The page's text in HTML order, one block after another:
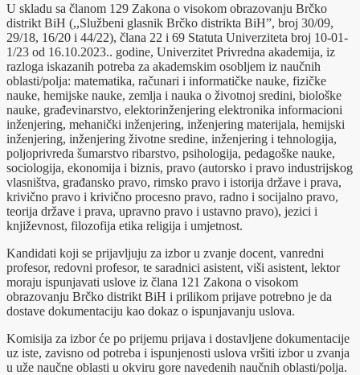
U skladu sa članom 129 Zakona o visokom obrazovanju Brčko
distrikt BiH (,,Službeni glasnik Brčko distrikta BiH”, broj 30/09,
29/18, 16/20 i 44/22), člana 22 i 69 Statuta Univerziteta broj 10-01-
1/23 od 16.10.2023.. godine, Univerzitet Privredna akademija, iz
razloga iskazanih potreba za akademskim osobljem iz naučnih
oblasti/polja: matematika, računari i informatičke nauke, fizičke
nauke, hemijske nauke, zemlja i nauka o životnoj sredini, biološke
nauke, građevinarstvo, elektorinženjering elektronika informacioni
inženjering, mehanički inženjering, inženjering materijala, hemijski
inženjering, inženjering životne sredine, inženjering i tehnologija,
poljoprivreda šumarstvo ribarstvo, psihologija, pedagoške nauke,
sociologija, ekonomija i biznis, pravo (autorsko i pravo industrijskog
vlasništva, građansko pravo, rimsko pravo i istorija države i prava,
krivično pravo i krivično procesno pravo, radno i socijalno pravo,
teorija države i prava, upravno pravo i ustavno pravo), jezici i
književnost, filozofija etika religija i umjetnost.
Kandidati koji se prijavljuju za izbor u zvanje docent, vanredni
profesor, redovni profesor, te saradnici asistent, viši asistent, lektor
moraju ispunjavati uslove iz člana 121 Zakona o visokom
obrazovanju Brčko distrikt BiH i prilikom prijave potrebno je da
dostave dokumentaciju kao dokaz o ispunjavanju uslova.
Komisija za izbor će po prijemu prijava i dostavljene dokumentacije
uz iste, zavisno od potreba i ispunjenosti uslova vršiti izbor u zvanja
u uže naučne oblasti u okviru gore navedenih naučnih oblasti/polja.